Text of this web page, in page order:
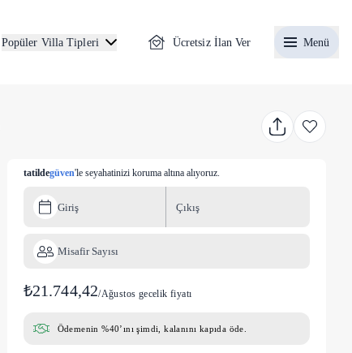
Popüler Villa Tipleri Ücretsiz İlan Ver Menü
tatildegüven'le seyahatinizi koruma altına alıyoruz.
Giriş Çıkış
Misafir Sayısı
₺21.744,42/Ağustos gecelik fiyatı
Ödemenin %40’ını şimdi, kalanını kapıda öde.